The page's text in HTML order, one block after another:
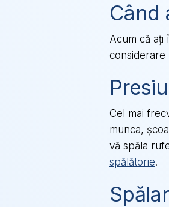
Când
Acum că ați
considerare
Cel mai
munca,
vă spăla
spălătorie.